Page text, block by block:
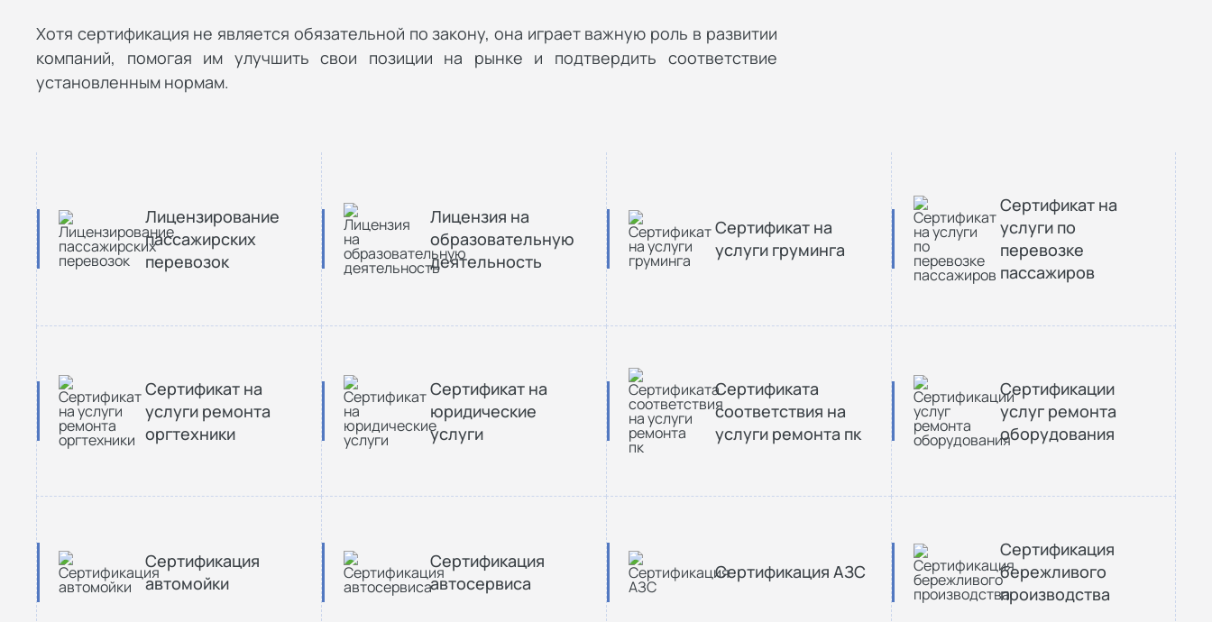
Хотя сертификация не является обязательной по закону, она играет важную роль в развитии
компаний, помогая им улучшить свои позиции на рынке и подтвердить соответствие
установленным нормам.
Лицензирование
пассажирских
перевозок
Лицензия на
образовательную
деятельность
Сертификат на
услуги груминга
Сертификат на
услуги по
перевозке
пассажиров
Сертификат на
услуги ремонта
оргтехники
Сертификат на
юридические
услуги
Сертификата
соответствия на
услуги ремонта пк
Сертификации
услуг ремонта
оборудования
Сертификация
автомойки
Сертификация
автосервиса
Сертификация АЗС
Сертификация
бережливого
производства